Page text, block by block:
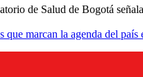
de Salud de Bogotá
que marcan la agenda del